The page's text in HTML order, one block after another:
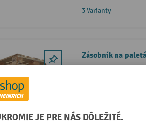
3 Varianty
Zásobník na
Šetrné k
odsávanie